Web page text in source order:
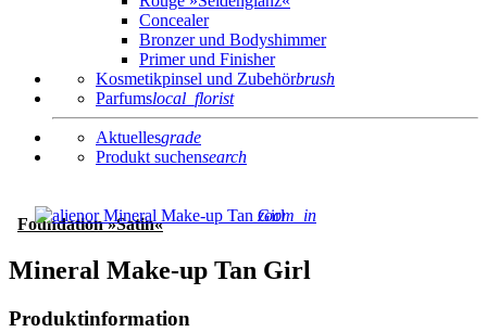
Concealer
Bronzer und Bodyshimmer
Primer und Finisher
Kosmetikpinsel und Zubehörbrush
Parfumslocal_florist
Aktuellesgrade
Produkt suchensearch
zoom_in
Foundation »Satin«
Mineral Make-up Tan Girl
Produktinformation